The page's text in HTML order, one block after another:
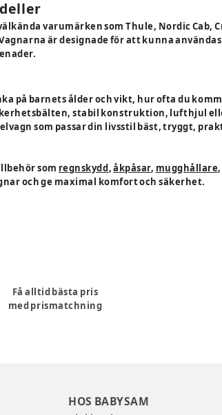
varumärken som Thule, Nordic Cab,
är designade för att kunna
på barnets ålder och vikt, hur ofta du
stabil konstruktion, lufthjul
som passar din livsstil bäst, tryggt,
som regnskydd,åkpåsar, mugghållare
och ge maximal komfort och säkerhet.
Få alltid bästa pris
med prismatchning
HOS BABYSAM